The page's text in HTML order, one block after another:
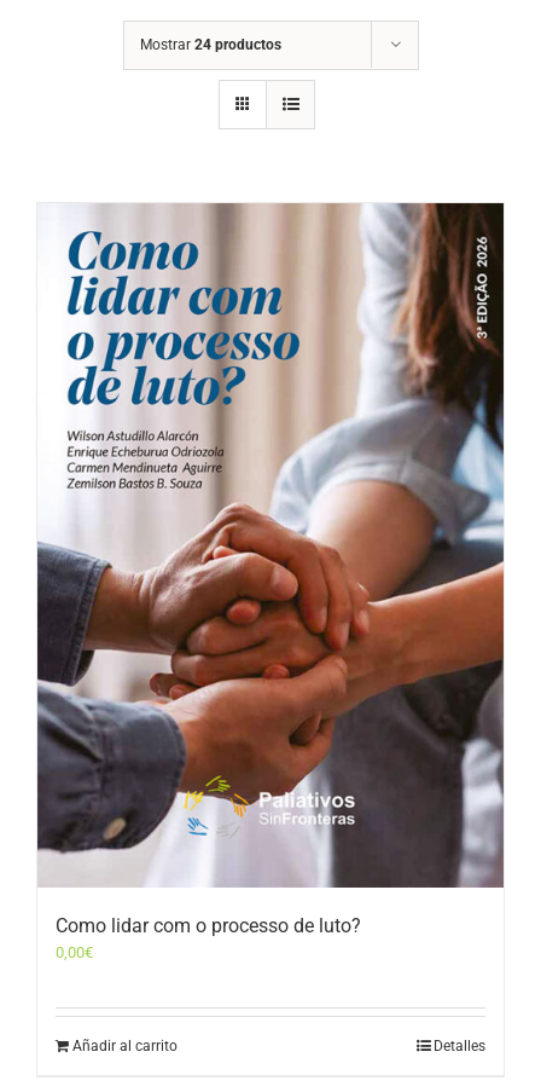
Mostrar 24 productos
Como lidar com o processo de luto?
0,00€
Añadir al carrito Detalles